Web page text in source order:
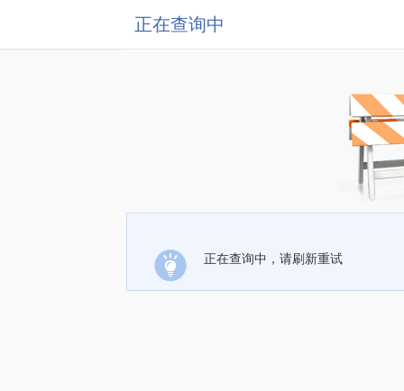
正在查询中
正在查询中，请刷新重试